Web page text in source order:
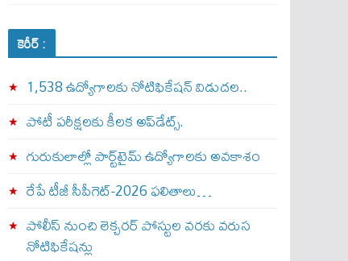
కెరీర్ :
1,538 ఉద్యోగాలకు నోటిఫికేషన్ విడుదల..
పోటీ పరీక్షలకు కీలక అప్‌డేట్స్.
గురుకులాల్లో పార్ట్‌టైమ్ ఉద్యోగాలకు అవకాశం
రేపే టీజీ సీపీగెట్‌-2026 ఫలితాలు…
పోలీస్ నుంచి లెక్చరర్ పోస్టుల వరకు వరుస
నోటిఫికేషన్లు